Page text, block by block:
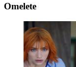
Omelete